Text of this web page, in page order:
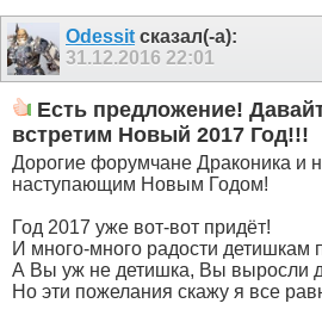
Odessit сказал(-а):
31.12.2016 22:01
Есть предложение!
встретим Новый 2017 Год!!!
Дорогие форумчане Драконика и
наступающим Новым Годом!
Год 2017 уже вот-вот придёт!
И много-много радости детишкам
А Вы уж не детишка, Вы выросли
Но эти пожелания скажу я все